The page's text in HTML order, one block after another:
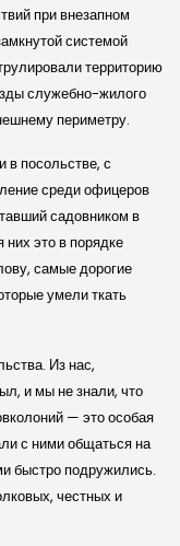
при внезапном
системой
территорию
служебно-жилого
периметру.
в посольстве, с
среди офицеров
садовником в
это в порядке
самые дорогие
умели ткать
Из нас,
и мы не знали, что
— это особая
с ними общаться на
быстро подружились.
честных и